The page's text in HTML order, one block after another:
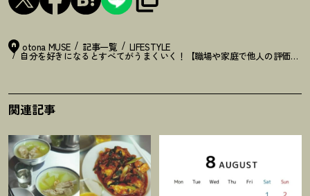
otona MUSE 記事一覧 LIFESTYLE
自分を好きになるとすべてがうまくいく ！ 【職場や家庭で他人の評価が
関連記事